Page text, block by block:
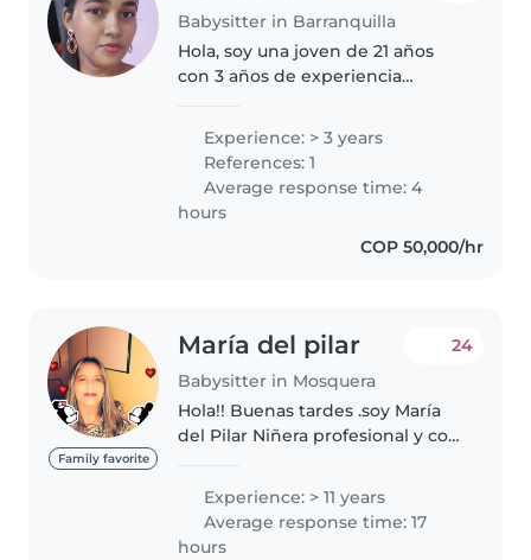
Babysitter in Barranquilla
Hola, soy una joven de 21 años
con 3 años de experiencia
en edad escolar. Soy
responsable, paciente y muy
amigable. Cuento..
Experience: > 3 years
References: 1
Average response time: 4
hours
COP 50,000/hr
Family favorite
María del pilar
Babysitter in Mosquera
24
Hola!! Buenas tardes .soy María
del Pilar Niñera profesional y con
mis servicio de atención a la
primera infancia, con buenas
referencias.
Experience: > 11 years
Average response time: 17
hours